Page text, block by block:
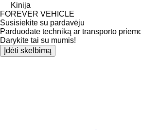
Kinija
FOREVER VEHICLE
Susisiekite su pardavėju
Parduodate techniką ar transporto
Darykite tai su mumis!
Įdėti skelbimą